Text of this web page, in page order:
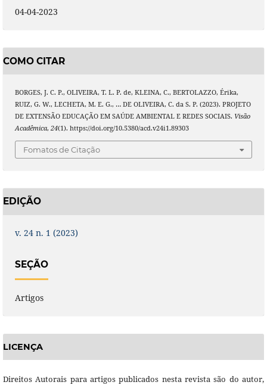
04-04-2023
COMO CITAR
BORGES, J. C. P., OLIVEIRA, T. L. P. de, KLEINA, C., BERTOLAZZO, Érika,
RUIZ, G. W., LECHETA, M. E. G., … DE OLIVEIRA, C. da S. P. (2023). PROJETO
DE EXTENSÃO EDUCAÇÃO EM SAÚDE AMBIENTAL E REDES SOCIAIS. Visão
Acadêmica, 24(1). https://doi.org/10.5380/acd.v24i1.89303
Fomatos de Citação
EDIÇÃO
v. 24 n. 1 (2023)
SEÇÃO
Artigos
LICENÇA
Direitos Autorais para artigos publicados nesta revista são do autor,